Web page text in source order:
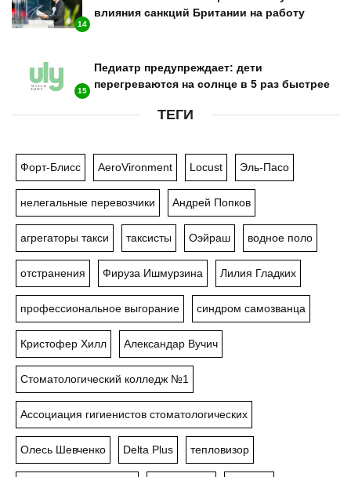
14
влияния санкций Британии на работу
15
Педиатр предупреждает: дети
перегреваются на солнце в 5 раз быстрее
ТЕГИ
Форт-Блисс AeroVironment Locust Эль-Пасо
нелегальные перевозчики Андрей Попков
агрегаторы такси таксисты Оэйраш водное поло
отстранения Фируза Ишмурзина Лилия Гладких
профессиональное выгорание синдром самозванца
Кристофер Хилл Александар Вучич
Стоматологический колледж №1
Ассоциация гигиенистов стоматологических
Олесь Шевченко Delta Plus тепловизор